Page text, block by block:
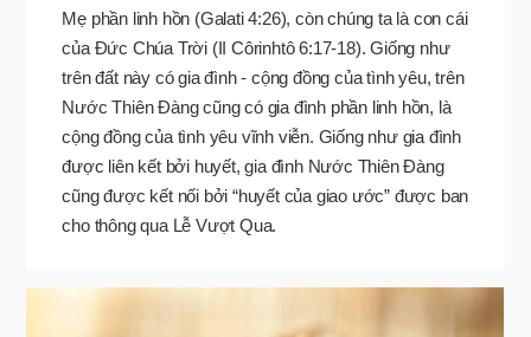
Mẹ phần linh hồn (Galati 4:26), còn chúng ta là con cái
của Đức Chúa Trời (II Côrinhtô 6:17-18). Giống như
trên đất này có gia đình - cộng đồng của tình yêu, trên
Nước Thiên Đàng cũng có gia đình phần linh hồn, là
cộng đồng của tình yêu vĩnh viễn. Giống như gia đình
được liên kết bởi huyết, gia đình Nước Thiên Đàng
cũng được kết nối bởi “huyết của giao ước” được ban
cho thông qua Lễ Vượt Qua.